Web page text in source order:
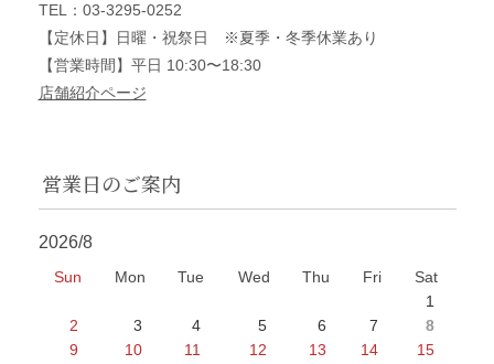
TEL：03-3295-0252
【定休日】日曜・祝祭日 ※夏季・冬季休業あり
【営業時間】平日 10:30〜18:30
店舗紹介ページ
営業日のご案内
2026/8
Sun Mon Tue Wed Thu Fri
Sat
1
2
3 4 5 6 7
8
9
10 11 12 13 14
15